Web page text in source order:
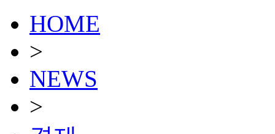
HOME
>
NEWS
>